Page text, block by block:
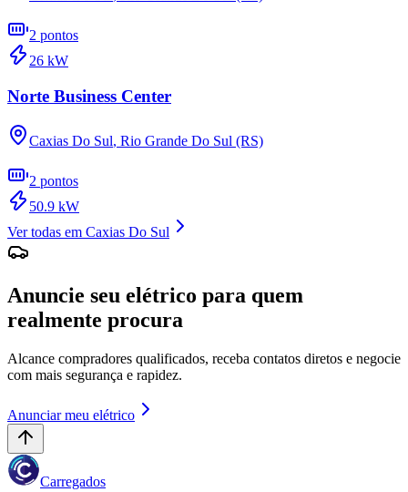
2 pontos
26 kW
Norte Business Center
Caxias Do Sul, Rio Grande Do Sul (RS)
2 pontos
50.9 kW
Ver todas em Caxias Do Sul
Anuncie seu elétrico para quem
realmente procura
Alcance compradores qualificados, receba contatos diretos e negocie
com mais segurança e rapidez.
Anunciar meu elétrico
Carregados